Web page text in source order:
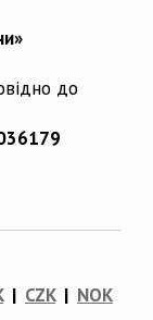
до
| CZK| NOK